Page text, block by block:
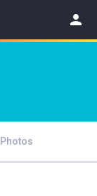
person
Photos